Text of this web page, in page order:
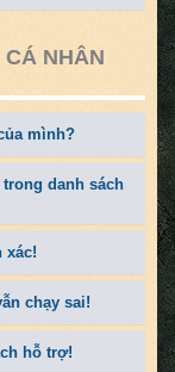
NHÂN
mình?
danh sách
xác!
chạy sai!
hỗ trợ!